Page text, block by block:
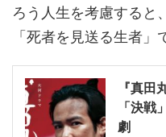
ろう人生を考慮すると
「死者を見送る生者」
『真田
「決戦
劇